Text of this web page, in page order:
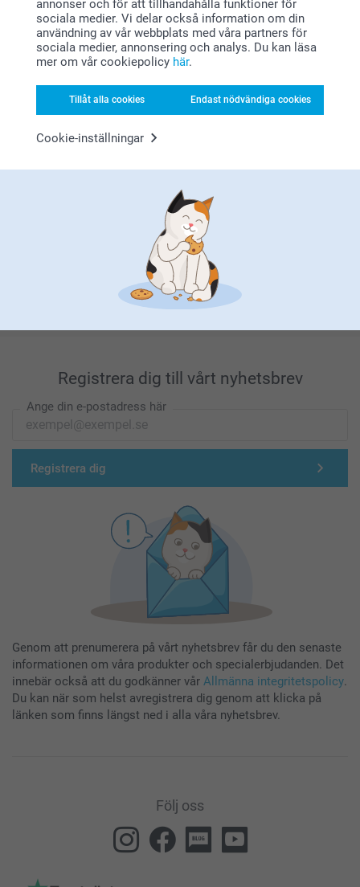
annonser och för att tillhandahålla funktioner för
sociala medier. Vi delar också information om din
användning av vår webbplats med våra partners för
sociala medier, annonsering och analys. Du kan läsa
mer om vår cookiepolicy här.
Tillåt alla cookies Endast nödvändiga cookies
Cookie-inställningar
Bonus på alla dina köp
Letar du efter inspiration?
Förstklassig kundservice
Registrera dig till vårt nyhetsbrev
Ange din e-postadress här
Registrera dig
Genom att prenumerera på vårt nyhetsbrev får du den senaste
informationen om våra produkter och specialerbjudanden. Det
innebär också att du godkänner vår Allmänna integritetspolicy.
Du kan när som helst avregistrera dig genom att klicka på
länken som finns längst ned i alla våra nyhetsbrev.
Följ oss